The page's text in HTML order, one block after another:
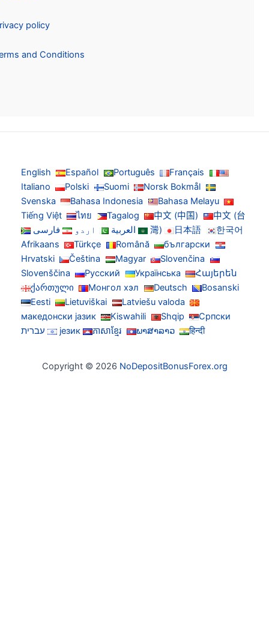
Privacy policy
Terms and Conditions
English Español Português
Français
Italiano
Polski Suomi
Norsk Bokmål
Svenska
Bahasa Indonesia
Bahasa Melayu
Tiếng Việt
ไทย Tagalog 中文 (中国)
中文 (台
灣)
日本語 한국어 العربية اردو
فارسی
Afrikaans
Türkçe Română
български
Hrvatski
Čeština Magyar
Slovenčina
Slovenščina
Русский Українська
Հայերեն
ქართული
Монгол хэл Deutsch
Bosanski
Eesti
Lietuviškai
Latviešu valoda
македонски јазик
Kiswahili Shqip
Српски
језик
ភាសាខ្មែរ ພາສາລາວ हिन्दी עברית
Copyright © 2026NoDepositBonusForex.org